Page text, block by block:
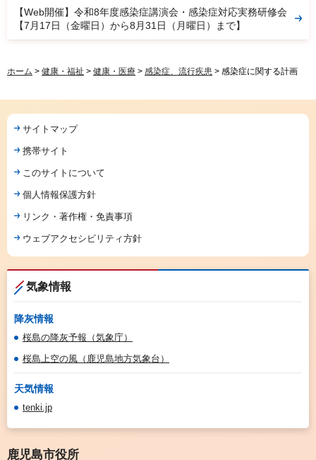
【Web開催】令和8年度感染症講演会・感染症対応実務研修会
【7月17日（金曜日）から8月31日（月曜日）まで】
ホーム > 健康・福祉 > 健康・医療 > 感染症、流行疾患 > 感染症に関する計画
サイトマップ
携帯サイト
このサイトについて
個人情報保護方針
リンク・著作権・免責事項
ウェブアクセシビリティ方針
気象情報
降灰情報
桜島の降灰予報（気象庁）
桜島上空の風（鹿児島地方気象台）
天気情報
tenki.jp
鹿児島市役所